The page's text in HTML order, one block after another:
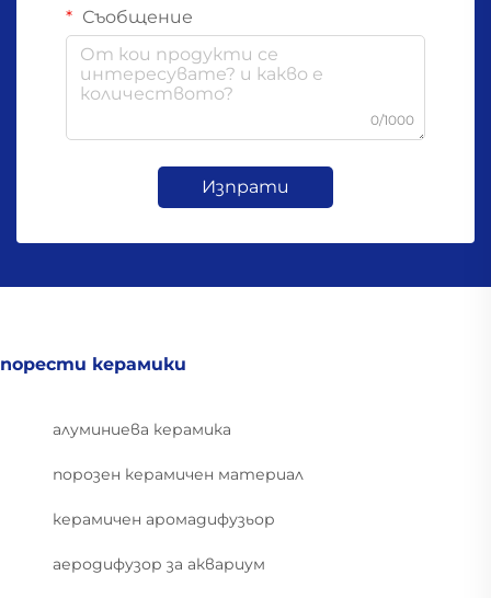
Съобщение
0/1000
Изпрати
порести керамики
алуминиева керамика
порозен керамичен материал
керамичен аромадифузьор
аеродифузор за аквариум